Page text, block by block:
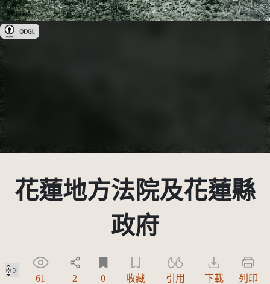
政府資料開放授權條款-第1版(OGDL 1.0)
花蓮地方法院及花蓮縣
政府
公眾領域貢獻宣告(CC0)
61 2 0 收藏 引用 下載 列印